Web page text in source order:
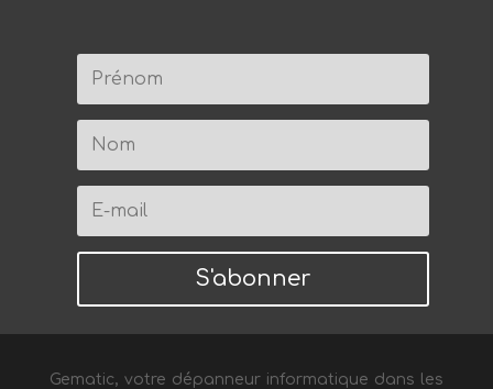
S'abonner
Gematic, votre dépanneur informatique dans les